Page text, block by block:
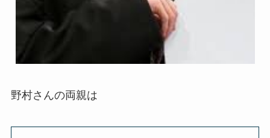
野村さんの両親は